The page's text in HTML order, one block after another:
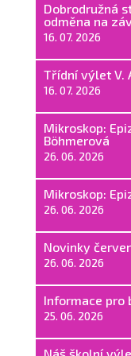
Dobrodružná
odměna na
16. 07. 2026
Třídní výlet V.
16. 07. 2026
Mikroskop:
Böhmerová
26. 06. 2026
Mikroskop:
26. 06. 2026
Novinky
26. 06. 2026
Informace pro
25. 06. 2026